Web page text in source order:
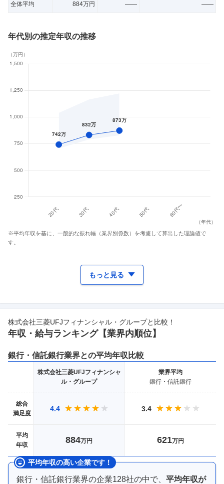
全体平均 884万円 —— ——
年代別の推定年収の推移
（万円）
（年代）
※平均年収を基に、一般的な振れ幅（業界別係数）を考慮して算出した理論値で
す。
もっと見る
株式会社三菱UFJフィナンシャル・グループと比較！
年収・給与ランキング【業界内順位】
銀行・信託銀行業界との平均年収比較
株式会社三菱UFJフィナンシャ
ル・グループ
業界平均
銀行・信託銀行
総合
満足度
4.4 3.4
平均
年収
884万円 621万円
平均年収の高い企業です！
銀行・信託銀行業界の企業128社の中で、 平均年収が